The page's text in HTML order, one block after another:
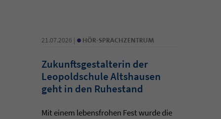
21.07.2026 | • HÖR-SPRACHZENTRUM
Zukunftsgestalterin der
Leopoldschule Altshausen
geht in den Ruhestand
Mit einem lebensfrohen Fest wurde die